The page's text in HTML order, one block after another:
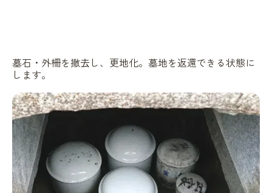
墓石・外柵を撤去し、更地化。墓地を返還できる状態に
します。